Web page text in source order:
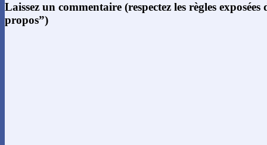
Laissez un commentaire (respectez les règles
propos”)